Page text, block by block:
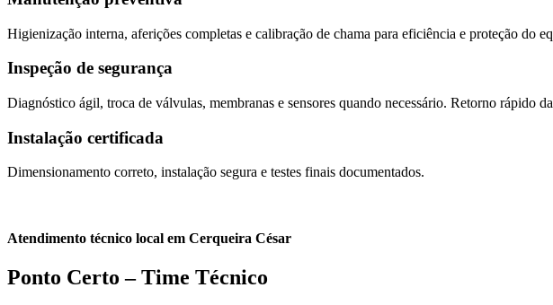
Higienização interna, aferições completas e calibração de chama para eficiência e proteção do
Inspeção de segurança
Diagnóstico ágil, troca de válvulas, membranas e sensores quando necessário. Retorno rápido
Instalação certificada
Dimensionamento correto, instalação segura e testes finais documentados.
Atendimento técnico local em Cerqueira César
Ponto Certo – Time Técnico